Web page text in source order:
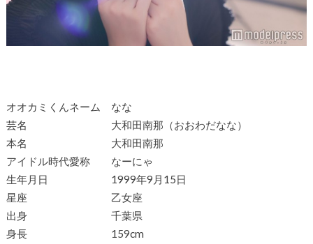
オオカミくんネーム なな
芸名 大和田南那（おおわだなな）
本名 大和田南那
アイドル時代愛称 なーにゃ
生年月日 1999年9月15日
星座 乙女座
出身 千葉県
身長 159cm